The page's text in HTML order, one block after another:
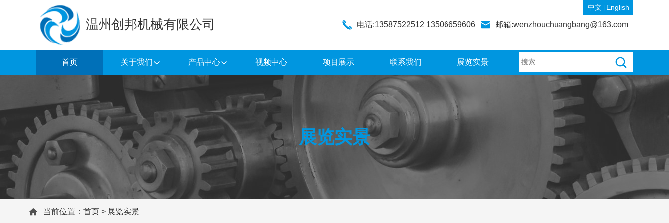
温州创邦机械有限公司 邮箱:wenzhouchuangbang@163.com
电话:13587522512 13506659606
中文 English
首页 关于我们 产品中心 视频中心 项目展示 联系我们 展览实景
展览实景
当前位置： 首页 > 展览实景